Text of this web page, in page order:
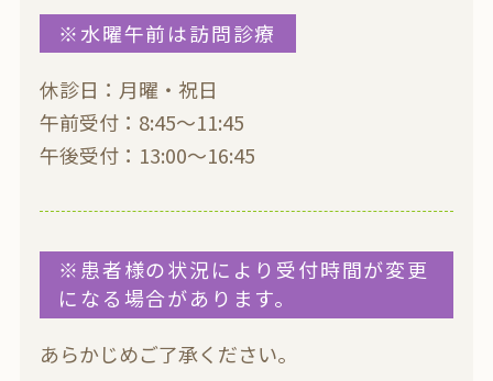
※水曜午前は訪問診療
休診日：月曜・祝日
午前受付：8:45〜11:45
午後受付：13:00〜16:45
※患者様の状況により受付時間が変更
になる場合があります。
あらかじめご了承ください。